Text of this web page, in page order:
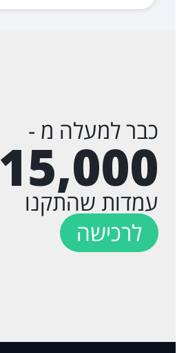
כבר למעלה מ -
15,000
עמדות שהתקנו
לרכישה